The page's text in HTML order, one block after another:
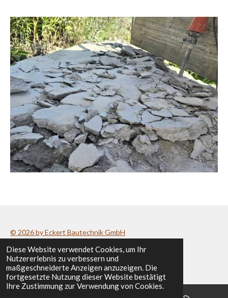
Diese Website verwendet Cookies, um Ihr
Nutzererlebnis zu verbessern und
maßgeschneiderte Anzeigen anzuzeigen. Die
fortgesetzte Nutzung dieser Website bestätigt
Ihre Zustimmung zur Verwendung von Cookies.
© 2026 by Eckert Bautechnik GmbH
Datenschutzerklärung